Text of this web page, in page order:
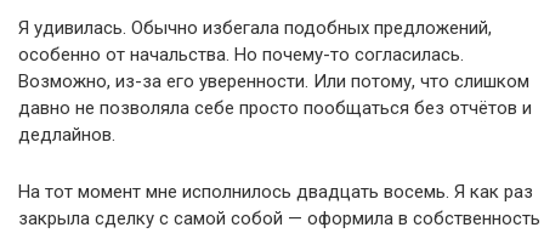
Я удивилась. Обычно избегала подобных предложений,
особенно от начальства. Но почему-то согласилась.
Возможно, из-за его уверенности. Или потому, что слишком
давно не позволяла себе просто пообщаться без отчётов и
дедлайнов.
На тот момент мне исполнилось двадцать восемь. Я как раз
закрыла сделку с самой собой — оформила в собственность